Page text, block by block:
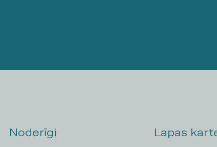
Noderīgi Lapas